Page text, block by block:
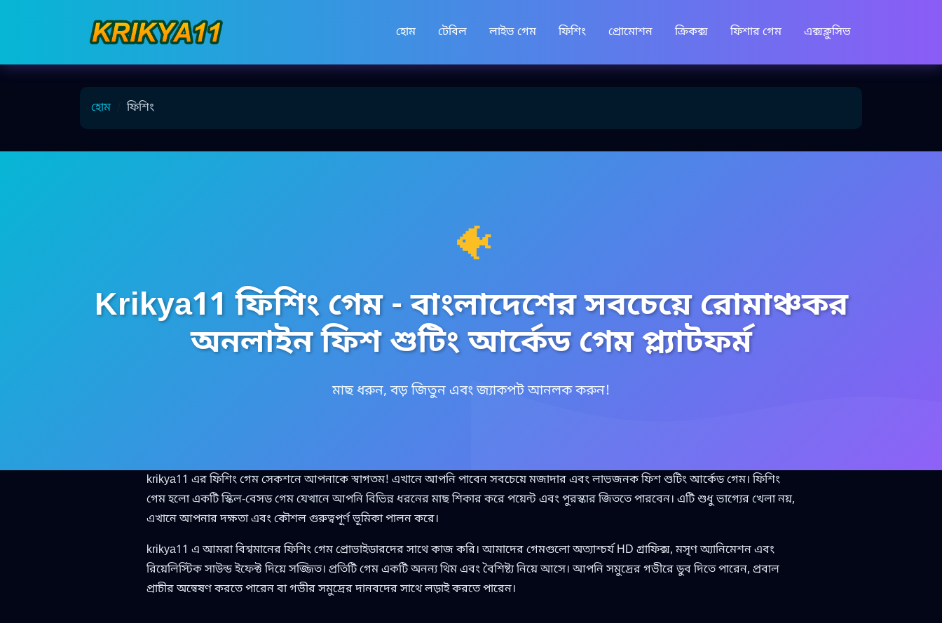
হোম টেবিল লাইভ গেম ফিশিং প্রোমোশন ক্রিকক্স ফিশার গেম এক্সক্লুসিভ
হোম ফিশিং
🐠
Krikya11 ফিশিং গেম - বাংলাদেশের সবচেয়ে রোমাঞ্চকর
অনলাইন ফিশ শুটিং আর্কেড গেম প্ল্যাটফর্ম
মাছ ধরুন, বড় জিতুন এবং জ্যাকপট আনলক করুন!
krikya11 এর ফিশিং গেম সেকশনে আপনাকে স্বাগতম! এখানে আপনি পাবেন সবচেয়ে মজাদার এবং লাভজনক ফিশ শুটিং আর্কেড গেম। ফিশিং
গেম হলো একটি স্কিল-বেসড গেম যেখানে আপনি বিভিন্ন ধরনের মাছ শিকার করে পয়েন্ট এবং পুরস্কার জিততে পারবেন। এটি শুধু ভাগ্যের খেলা নয়,
এখানে আপনার দক্ষতা এবং কৌশল গুরুত্বপূর্ণ ভূমিকা পালন করে।
krikya11 এ আমরা বিশ্বমানের ফিশিং গেম প্রোভাইডারদের সাথে কাজ করি। আমাদের গেমগুলো অত্যাশ্চর্য HD গ্রাফিক্স, মসৃণ অ্যানিমেশন এবং
রিয়েলিস্টিক সাউন্ড ইফেক্ট দিয়ে সজ্জিত। প্রতিটি গেম একটি অনন্য থিম এবং বৈশিষ্ট্য নিয়ে আসে। আপনি সমুদ্রের গভীরে ডুব দিতে পারেন, প্রবাল
প্রাচীর অন্বেষণ করতে পারেন বা গভীর সমুদ্রের দানবদের সাথে লড়াই করতে পারেন।